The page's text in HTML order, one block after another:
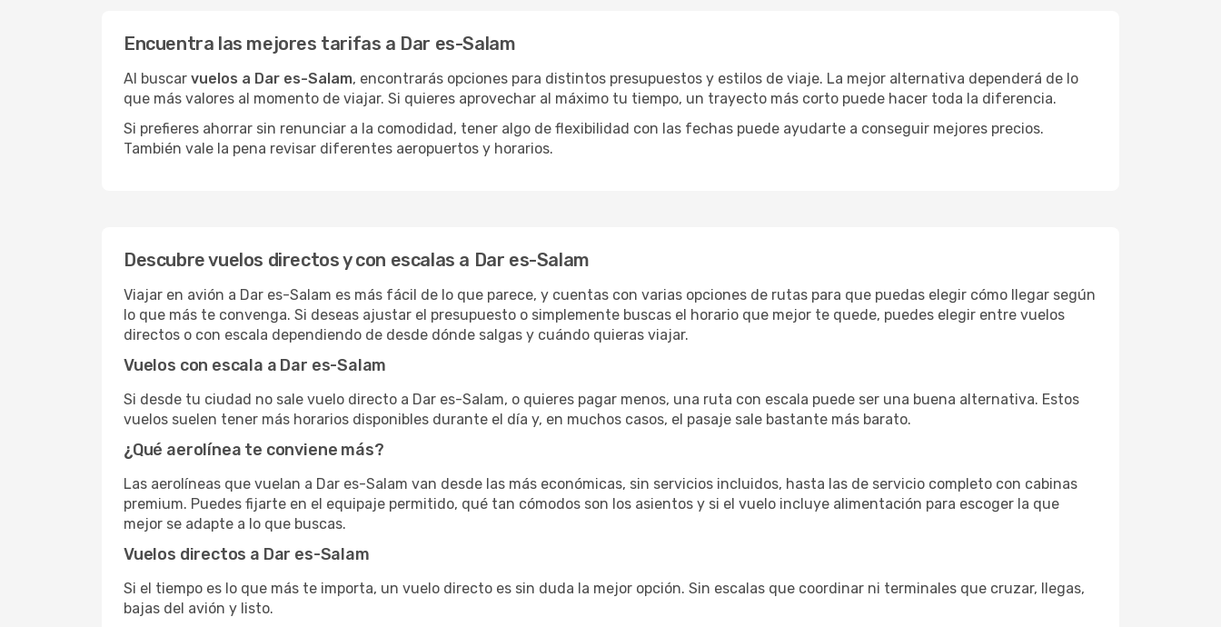
Encuentra las mejores tarifas a Dar es-Salam
Al buscar vuelos a Dar es-Salam, encontrarás opciones para distintos presupuestos y estilos de viaje. La mejor alternativa dependerá de lo
que más valores al momento de viajar. Si quieres aprovechar al máximo tu tiempo, un trayecto más corto puede hacer toda la diferencia.
Si prefieres ahorrar sin renunciar a la comodidad, tener algo de flexibilidad con las fechas puede ayudarte a conseguir mejores precios.
También vale la pena revisar diferentes aeropuertos y horarios.
Descubre vuelos directos y con escalas a Dar es-Salam
Viajar en avión a Dar es-Salam es más fácil de lo que parece, y cuentas con varias opciones de rutas para que puedas elegir cómo llegar según
lo que más te convenga. Si deseas ajustar el presupuesto o simplemente buscas el horario que mejor te quede, puedes elegir entre vuelos
directos o con escala dependiendo de desde dónde salgas y cuándo quieras viajar.
Vuelos con escala a Dar es-Salam
Si desde tu ciudad no sale vuelo directo a Dar es-Salam, o quieres pagar menos, una ruta con escala puede ser una buena alternativa. Estos
vuelos suelen tener más horarios disponibles durante el día y, en muchos casos, el pasaje sale bastante más barato.
¿Qué aerolínea te conviene más?
Las aerolíneas que vuelan a Dar es-Salam van desde las más económicas, sin servicios incluidos, hasta las de servicio completo con cabinas
premium. Puedes fijarte en el equipaje permitido, qué tan cómodos son los asientos y si el vuelo incluye alimentación para escoger la que
mejor se adapte a lo que buscas.
Vuelos directos a Dar es-Salam
Si el tiempo es lo que más te importa, un vuelo directo es sin duda la mejor opción. Sin escalas que coordinar ni terminales que cruzar, llegas,
bajas del avión y listo.